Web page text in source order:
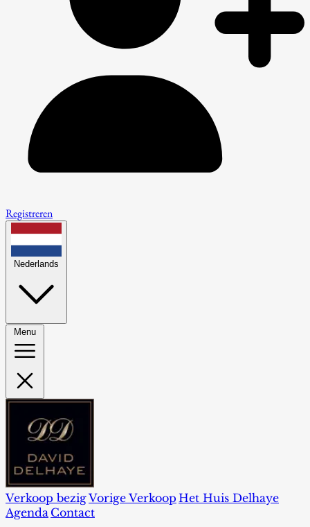
Registreren
Nederlands
Menu
Verkoop bezigVorige Verkoop Het Huis Delhaye
Agenda Contact